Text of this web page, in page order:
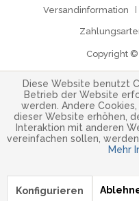
Versandinformation
Copyright
Diese Website benutzt
Betrieb der Website
werden. Andere
dieser Website erhöhen,
Interaktion mit anderen
vereinfachen sollen,
Mehr
Konfigurieren